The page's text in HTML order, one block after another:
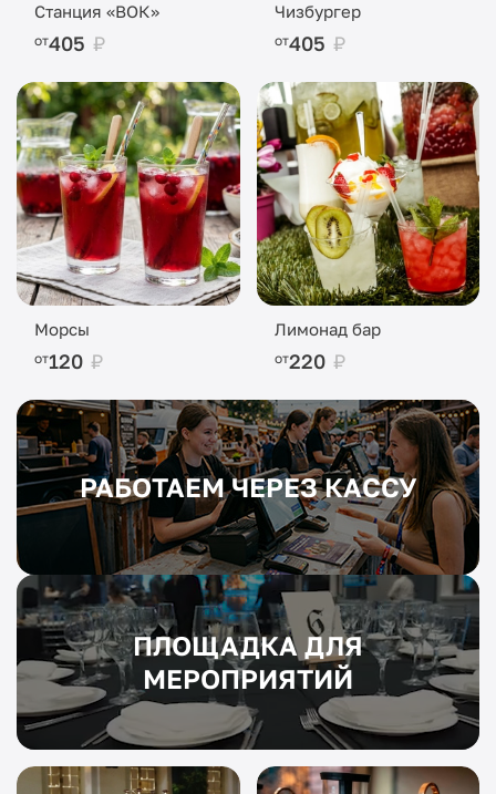
Станция «ВОК»
от405 ₽
Чизбургер
от405 ₽
Морсы
от120 ₽
РАБОТАЕМ ЧЕРЕЗ КАССУ
ПЛОЩАДКА ДЛЯ
МЕРОПРИЯТИЙ
Лимонад бар
от220 ₽